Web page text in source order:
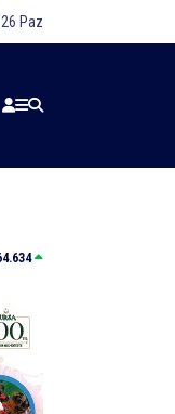
Paz
Havadan ve karadan